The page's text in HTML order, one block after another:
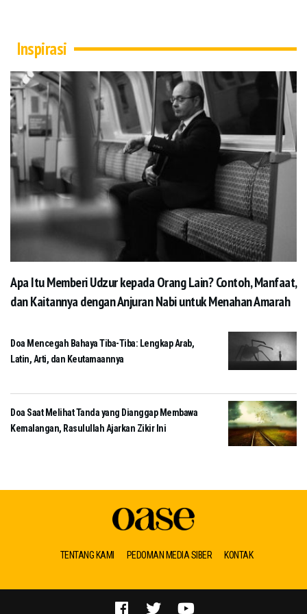
Inspirasi
Apa Itu Memberi Udzur kepada Orang Lain? Contoh, Manfaat,
dan Kaitannya dengan Anjuran Nabi untuk Menahan Amarah
Doa Mencegah Bahaya Tiba-Tiba: Lengkap Arab,
Latin, Arti, dan Keutamaannya
Doa Saat Melihat Tanda yang Dianggap Membawa
Kemalangan, Rasulullah Ajarkan Zikir Ini
TENTANG KAMI PEDOMAN MEDIA SIBER KONTAK